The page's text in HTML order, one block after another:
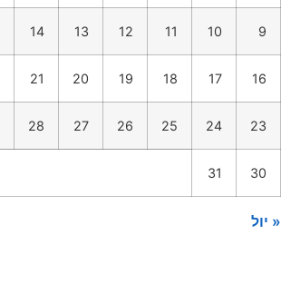
9
10
11
12
13
14
16
17
18
19
20
21
23
24
25
26
27
28
30
31
« יול